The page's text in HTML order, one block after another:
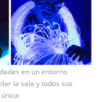
en un entorno
la sala y todos sus